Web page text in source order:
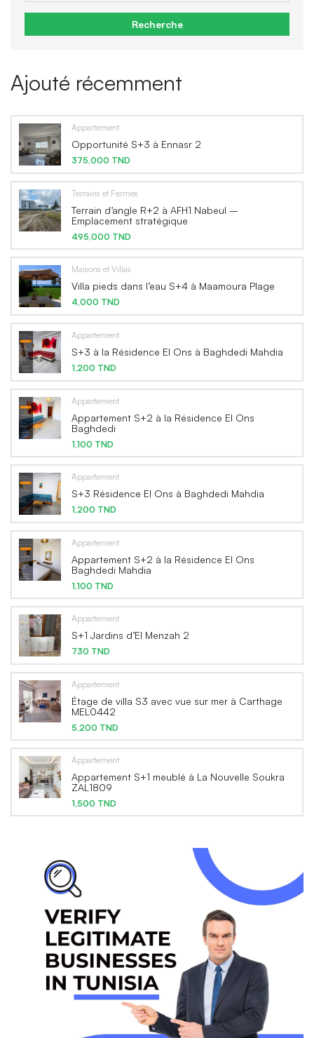
Recherche
Ajouté récemment
Appartement
Opportunité S+3 à Ennasr 2
375,000 TND
Terrains et Fermes
Terrain d’angle R+2 à AFH1 Nabeul –
Emplacement stratégique
495,000 TND
Maisons et Villas
Villa pieds dans l’eau S+4 à Maamoura Plage
4,000 TND
Appartement
S+3 à la Résidence El Ons à Baghdedi Mahdia
1,200 TND
Appartement
Appartement S+2 à la Résidence El Ons
Baghdedi
1,100 TND
Appartement
S+3 Résidence El Ons à Baghdedi Mahdia
1,200 TND
Appartement
Appartement S+2 à la Résidence El Ons
Baghdedi Mahdia
1,100 TND
Appartement
S+1 Jardins d’El Menzah 2
730 TND
Appartement
Étage de villa S3 avec vue sur mer à Carthage
MEL0442
5,200 TND
Appartement
Appartement S+1 meublé à La Nouvelle Soukra
ZAL1809
1,500 TND